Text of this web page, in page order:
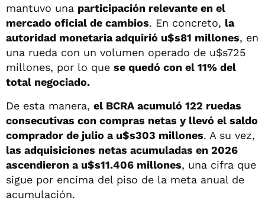
mantuvo una participación relevante en el
mercado oficial de cambios. En concreto, la
autoridad monetaria adquirió u$s81 millones, en
una rueda con un volumen operado de u$s725
millones, por lo que se quedó con el 11% del
total negociado.
De esta manera, el BCRA acumuló 122 ruedas
consecutivas con compras netas y llevó el saldo
comprador de julio a u$s303 millones. A su vez,
las adquisiciones netas acumuladas en 2026
ascendieron a u$s11.406 millones, una cifra que
sigue por encima del piso de la meta anual de
acumulación.